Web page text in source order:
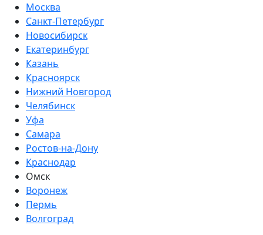
Москва
Санкт-Петербург
Новосибирск
Екатеринбург
Казань
Красноярск
Нижний Новгород
Челябинск
Уфа
Самара
Ростов-на-Дону
Краснодар
Омск
Воронеж
Пермь
Волгоград